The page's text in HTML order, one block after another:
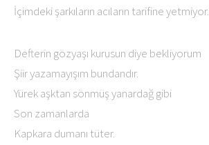
İçimdeki şarkıların acıların tarifine yetmiyor.
Defterin gözyaşı kurusun diye bekliyorum
Şiir yazamayışım bundandır.
Yürek aşktan sönmüş yanardağ gibi
Son zamanlarda
Kapkara dumanı tüter.